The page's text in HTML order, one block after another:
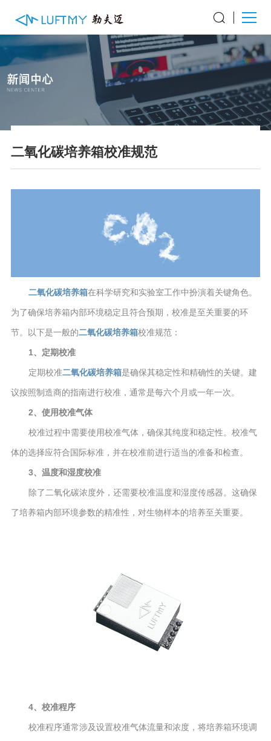
二氧化碳培养箱校准规范
二氧化碳培养箱在科学研究和实验室工作中扮演着关键角色。
为了确保培养箱内部环境稳定且符合预期，校准是至关重要的环
节。以下是一般的二氧化碳培养箱校准规范：
1、定期校准
定期校准二氧化碳培养箱是确保其稳定性和精确性的关键。建
议按照制造商的指南进行校准，通常是每六个月或一年一次。
2、使用校准气体
校准过程中需要使用校准气体，确保其纯度和稳定性。校准气
体的选择应符合国际标准，并在校准前进行适当的准备和检查。
3、温度和湿度校准
除了二氧化碳浓度外，还需要校准温度和湿度传感器。这确保
了培养箱内部环境参数的精准性，对生物样本的培养至关重要。
4、校准程序
校准程序通常涉及设置校准气体流量和浓度，将培养箱环境调